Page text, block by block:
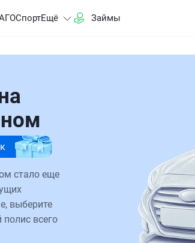
СпортЕщё Займы
стало еще
выберите
всего